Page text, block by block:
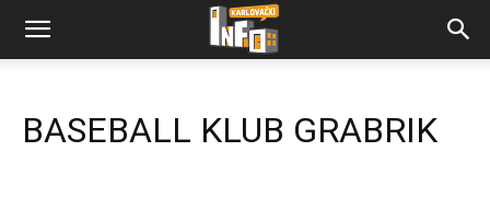
BASEBALL KLUB GRABRIK